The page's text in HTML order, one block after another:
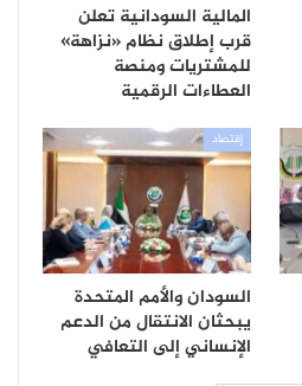
المالية السودانية تعلن
قرب إطلاق نظام «نزاهة»
للمشتريات ومنصة
العطاءات الرقمية
إقتصاد
السودان والأمم المتحدة
يبحثان الانتقال من الدعم
الإنساني إلى التعافي